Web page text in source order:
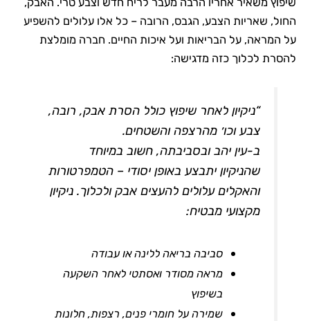
החול, שאריות הצבע, הגבס, הרובה – כל אלו עלולים להשפיע
על המראה, על הבריאות ועל איכות החיים. חברה מומלצת
להסרת לכלוך כזה מדגישה:
“ניקיון לאחר שיפוץ כולל הסרת אבק, רובה,
צבע וכו׳ מהרצפה והשטחים.
ב-עין יהב ובסביבתה, חשוב במיוחד
שהניקיון יתבצע באופן יסודי – הטמפרטורות
והאקלים עלולים להעצים אבק ולכלוך. ניקיון
מקצועי מבטיח:
סביבה בריאה ללינה או עבודה
מראה מסודר ואסתטי לאחר השקעה
בשיפוץ
שמירה על חומרי פנים, רצפות, חלונות